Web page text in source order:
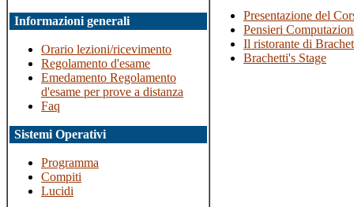
Informazioni generali
Orario lezioni/ricevimento
Regolamento d'esame
Emedamento Regolamento
d'esame per prove a distanza
Faq
Sistemi Operativi
Programma
Compiti
Lucidi
Presentazione del
Pensieri
Il ristorante di
Brachetti's Stage